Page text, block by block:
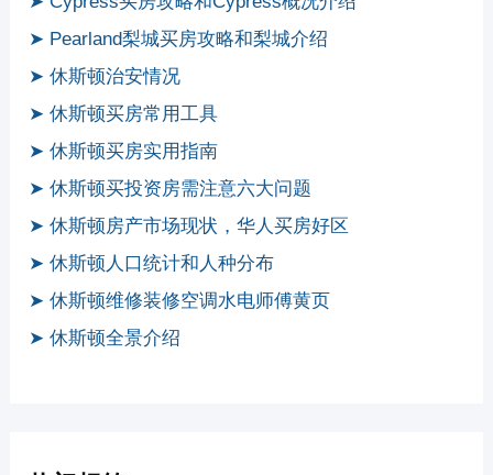
➤ Pearland梨城买房攻略和梨城介绍
➤ 休斯顿治安情况
➤ 休斯顿买房常用工具
➤ 休斯顿买房实用指南
➤ 休斯顿买投资房需注意六大问题
➤ 休斯顿房产市场现状，华人买房好区
➤ 休斯顿人口统计和人种分布
➤ 休斯顿维修装修空调水电师傅黄页
➤ 休斯顿全景介绍